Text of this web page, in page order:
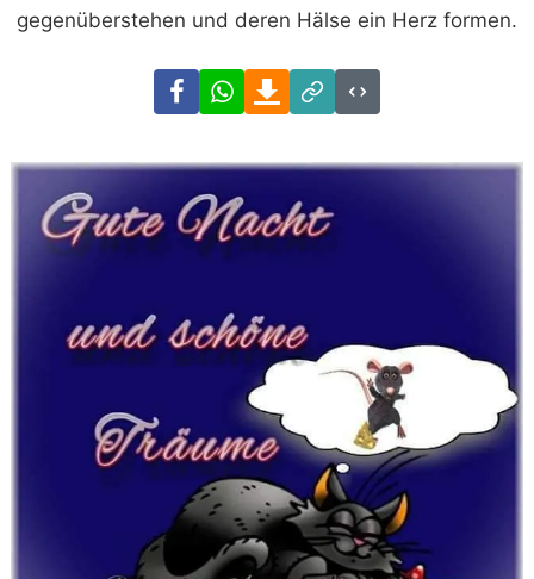
gegenüberstehen und deren Hälse ein Herz formen.
FacebookWhatsAppDownload
Link
Code